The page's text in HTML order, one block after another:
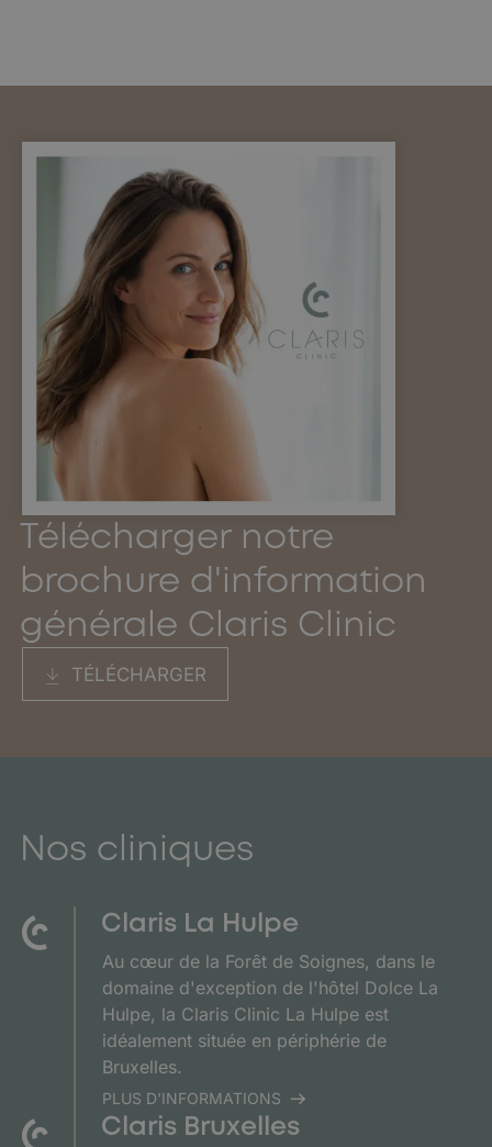
Télécharger notre
brochure d'information
générale Claris Clinic
TÉLÉCHARGER
Nos cliniques
Claris La Hulpe
Au cœur de la Forêt de Soignes, dans le
domaine d'exception de l'hôtel Dolce La
Hulpe, la Claris Clinic La Hulpe est
idéalement située en périphérie de
Bruxelles.
PLUS D'INFORMATIONS
Claris Bruxelles